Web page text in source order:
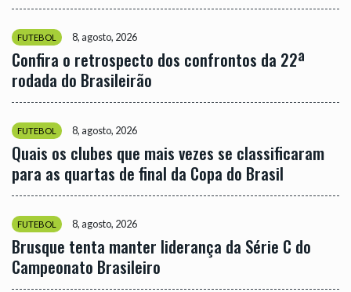
FUTEBOL 8, agosto, 2026
Confira o retrospecto dos confrontos da 22ª
rodada do Brasileirão
FUTEBOL 8, agosto, 2026
Quais os clubes que mais vezes se classificaram
para as quartas de final da Copa do Brasil
FUTEBOL 8, agosto, 2026
Brusque tenta manter liderança da Série C do
Campeonato Brasileiro